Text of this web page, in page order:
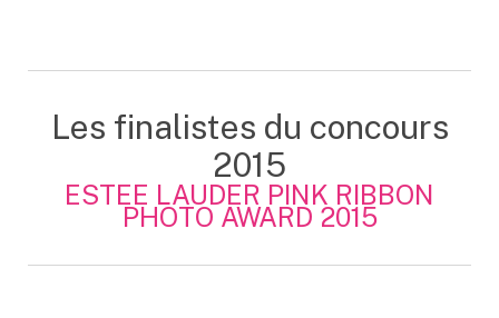
Les finalistes du concours
2015
ESTEE LAUDER PINK RIBBON
PHOTO AWARD 2015